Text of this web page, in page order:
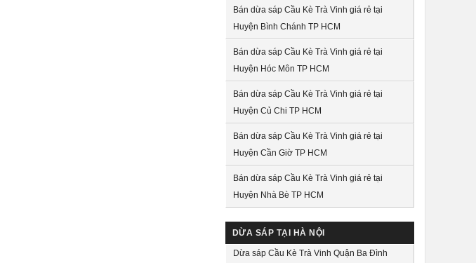
Bán dừa sáp Cầu Kè Trà Vinh giá rẻ tại
Huyện Bình Chánh TP HCM
Bán dừa sáp Cầu Kè Trà Vinh giá rẻ tại
Huyện Hóc Môn TP HCM
Bán dừa sáp Cầu Kè Trà Vinh giá rẻ tại
Huyện Củ Chi TP HCM
Bán dừa sáp Cầu Kè Trà Vinh giá rẻ tại
Huyện Cần Giờ TP HCM
Bán dừa sáp Cầu Kè Trà Vinh giá rẻ tại
Huyện Nhà Bè TP HCM
DỪA SÁP TẠI HÀ NỘI
Dừa sáp Cầu Kè Trà Vinh Quận Ba Đình